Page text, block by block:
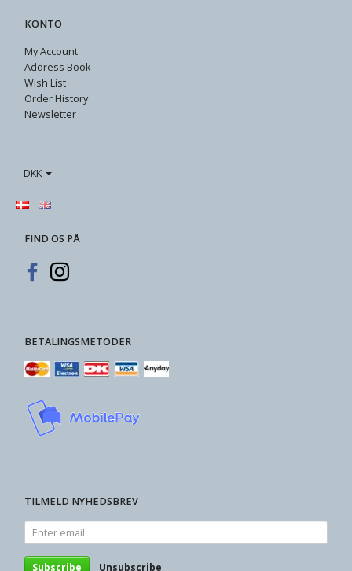
KONTO
My Account
Address Book
Wish List
Order History
Newsletter
DKK
FIND OS PÅ
BETALINGSMETODER
TILMELD NYHEDSBREV
Enter
email
Subscribe Unsubscribe